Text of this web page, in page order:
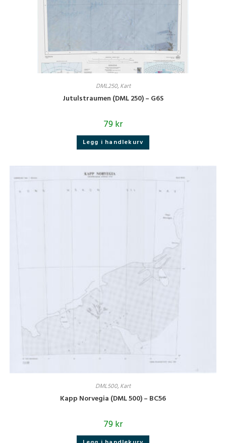
DML250, Kart
Jutulstraumen (DML 250) – G6S
79kr
Legg i handlekurv
DML500, Kart
Kapp Norvegia (DML 500) – BC56
79kr